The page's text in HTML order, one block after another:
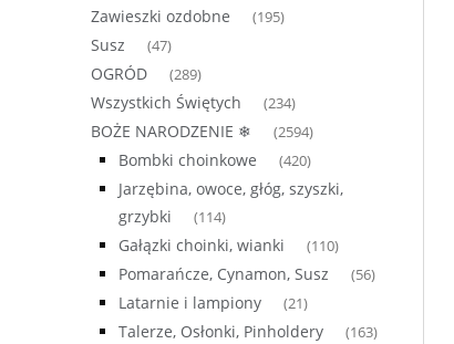
Zawieszki ozdobne (195)
Susz (47)
OGRÓD (289)
Wszystkich Świętych (234)
BOŻE NARODZENIE ❄ (2594)
Bombki choinkowe (420)
Jarzębina, owoce, głóg, szyszki,
grzybki
(114)
Gałązki choinki, wianki (110)
Pomarańcze, Cynamon, Susz (56)
Latarnie i lampiony (21)
Talerze, Osłonki, Pinholdery (163)